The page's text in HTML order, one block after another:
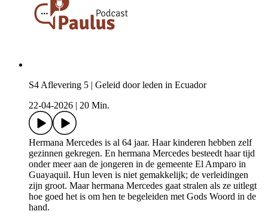
S4 Aflevering 5 | Geleid door leden in Ecuador
22-04-2026
20 Min.
Hermana Mercedes is al 64 jaar. Haar kinderen hebben zelf
gezinnen gekregen. En hermana Mercedes besteedt haar tijd
onder meer aan de jongeren in de gemeente El Amparo in
Guayaquil. Hun leven is niet gemakkelijk; de verleidingen
zijn groot. Maar hermana Mercedes gaat stralen als ze uitlegt
hoe goed het is om hen te begeleiden met Gods Woord in de
hand.